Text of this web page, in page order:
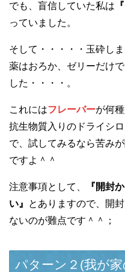
でも、盲信していた私は
っていました。
そして・・・・・玉砕しま
薬はおろか、ゼリーだけ
した・・・・。
これにはフレーバーが何
抗生物質入りのドライシ
で、試してみるなら苦み
ですよ＾＾
注意事項として、
『開封
い』
とありますので、開
ないのが難点です＾＾；
パターン２(我が